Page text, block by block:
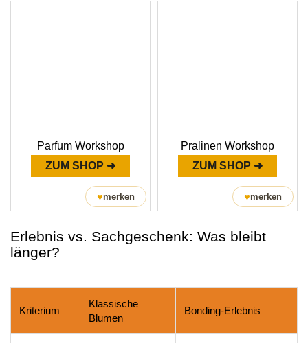
Parfum Workshop
ZUM SHOP ➜
♥merken
Pralinen Workshop
ZUM SHOP ➜
♥merken
Erlebnis vs. Sachgeschenk: Was bleibt
länger?
Kriterium
Klassische
Blumen
Bonding-Erlebnis